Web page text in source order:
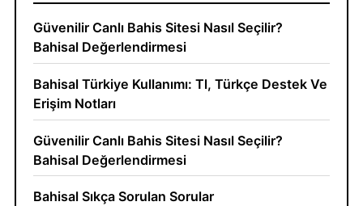
Güvenilir Canlı Bahis Sitesi Nasıl Seçilir?
Bahisal Değerlendirmesi
Bahisal Türkiye Kullanımı: Tl, Türkçe Destek Ve
Erişim Notları
Güvenilir Canlı Bahis Sitesi Nasıl Seçilir?
Bahisal Değerlendirmesi
Bahisal Sıkça Sorulan Sorular